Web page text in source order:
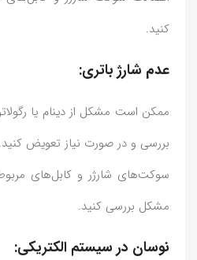
کنید.
عدم شارژ باتری:
ممکن است مشکل از دینام یا
بررسی و در صورت نیاز تعویض کنید.
سوکت‌های شارژر و کابل‌های
مشکل بررسی کنید.
نوسان در سیستم الکتریکی: